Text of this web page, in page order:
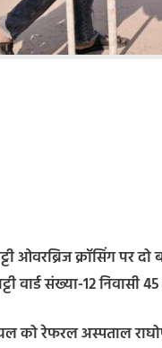
ओवरब्रिज क्रॉसिंग
वार्ड संख्या-12 निवासी
को रेफरल अस्पताल